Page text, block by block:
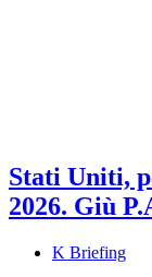
Stati Uniti,
2026. Giù
K Briefing